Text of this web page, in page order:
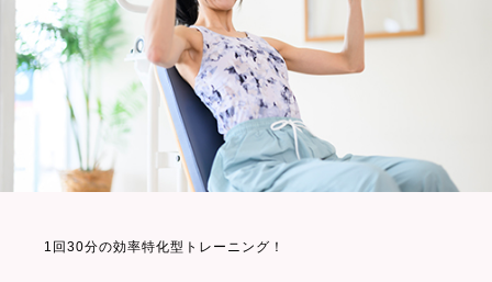
1回30分の効率特化型トレーニング！